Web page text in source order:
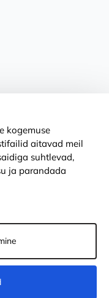
Policy
tagastamine
seaded
kogemuse
aitavad meil
suhtlevad,
ja parandada